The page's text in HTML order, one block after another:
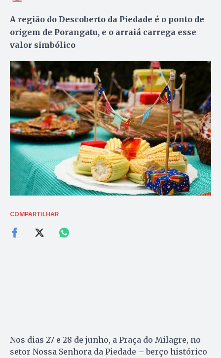
A região do Descoberto da Piedade é o ponto de
origem de Porangatu, e o arraiá carrega esse
valor simbólico
COMPARTILHAR
Nos dias 27 e 28 de junho, a Praça do Milagre, no
setor Nossa Senhora da Piedade – berço histórico